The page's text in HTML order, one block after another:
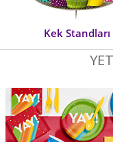
Kek Standları